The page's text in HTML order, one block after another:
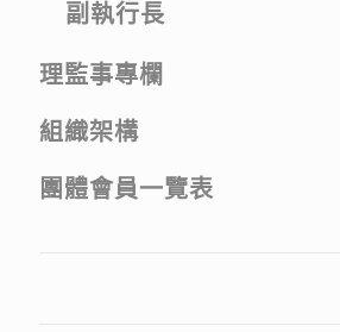
副執行長
理監事專欄
組織架構
團體會員一覽表